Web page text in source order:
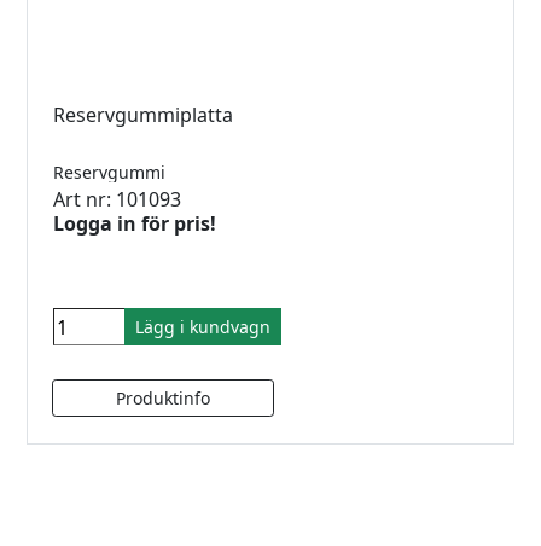
Reservgummiplatta
Reservgummi
Art nr: 101093
Logga in för pris!
Lägg i kundvagn